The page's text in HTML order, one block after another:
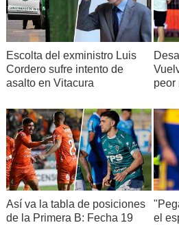
Escolta del exministro Luis
Cordero sufre intento de
asalto en Vitacura
peor
Así va la tabla de posiciones
de la Primera B: Fecha 19
el